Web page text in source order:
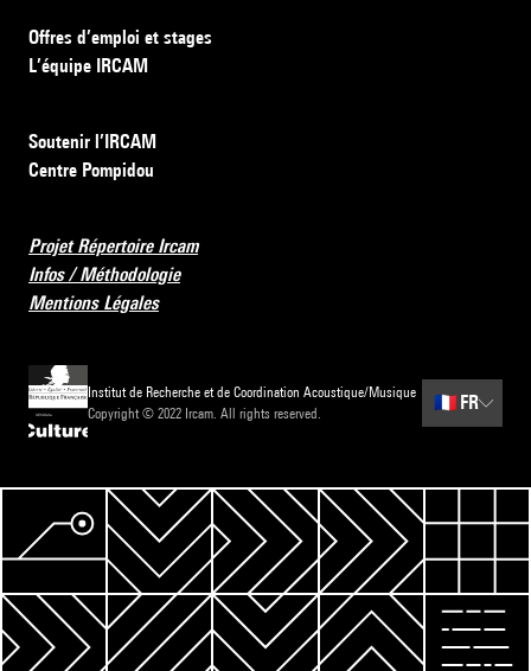
Offres d’emploi et stages
L’équipe IRCAM
Soutenir l’IRCAM
Centre Pompidou
Projet Répertoire Ircam
Infos / Méthodologie
Mentions Légales
Institut de Recherche et de Coordination Acoustique/Musique
Copyright © 2022 Ircam. All rights reserved.
🇫🇷 FR